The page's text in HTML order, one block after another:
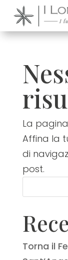
Nota:
questo
sito
include
sistema
accessibilità.
La
Affina la
di
post.
Torna il